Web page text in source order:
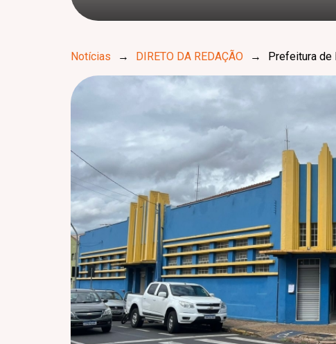
Notícias → DIRETO DA REDAÇÃO → Prefeitura de